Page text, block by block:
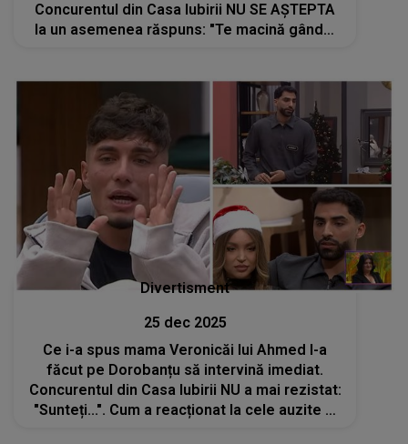
Concurentul din Casa Iubirii NU SE AȘTEPTA
la un asemenea răspuns: "Te macină gândul
Divertisment
25 dec 2025
Ce i-a spus mama Veronicăi lui Ahmed l-a
făcut pe Dorobanțu să intervină imediat.
Concurentul din Casa Iubirii NU a mai rezistat:
"Sunteți...". Cum a reacționat la cele auzite și